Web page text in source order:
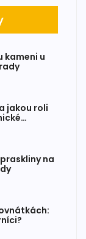
kameni u
jakou roli
na